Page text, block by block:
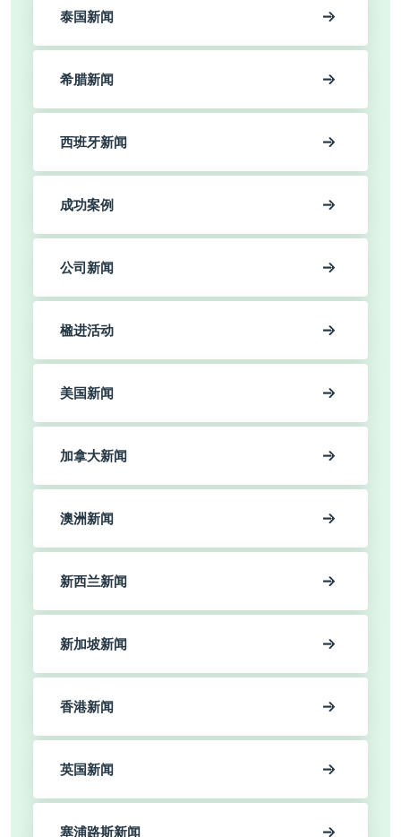
泰国新闻
希腊新闻
西班牙新闻
成功案例
公司新闻
楹进活动
美国新闻
加拿大新闻
澳洲新闻
新西兰新闻
新加坡新闻
香港新闻
英国新闻
塞浦路斯新闻